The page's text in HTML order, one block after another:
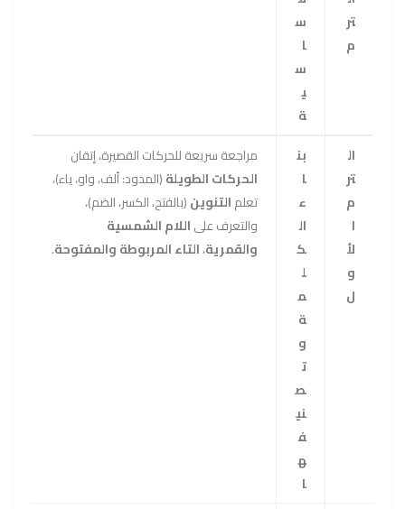
تر
م
س
ا
س
ي
ة
ال
تر
م
ا
لأ
و
ل
بن
ا
ء
ال
ك
ل
م
ة
و
ت
ص
ني
ف
ه
ا
مراجعة سريعة للحركات القصيرة، إتقان
الحركات الطويلة(المدود: ألف، واو، ياء)،
تعلمالتنوين(بالفتح، الكسر، الضم)،
والتعرف علىاللام الشمسية
والقمرية،التاء المربوطة والمفتوحة.